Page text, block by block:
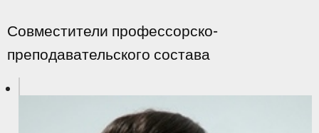
Совместители профессорско-
преподавательского состава